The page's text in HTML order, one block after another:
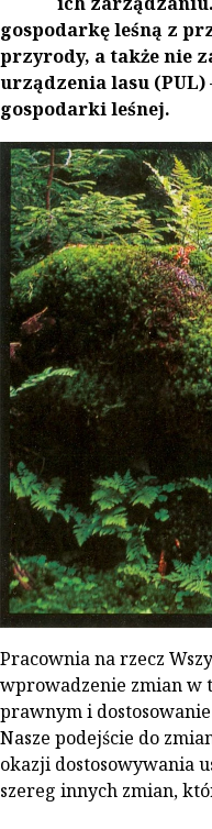
gospodarkę leśną z
przyrody, a także nie
urządzenia lasu
gospodarki leśnej.
Pracownia na rzecz
wprowadzenie zmian w
prawnym i
Nasze podejście do
okazji dostosowywania
szereg innych zmian,